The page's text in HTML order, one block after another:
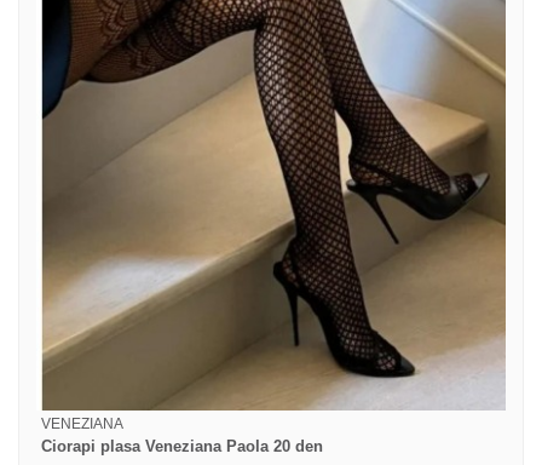
VENEZIANA
Ciorapi plasa Veneziana Paola 20 den